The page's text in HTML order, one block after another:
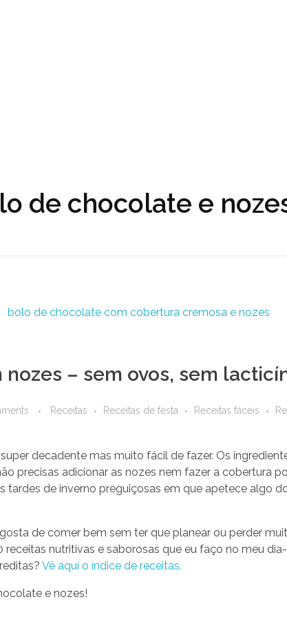
de chocolate e
– sem ovos, sem
Receitas Receitas de festa Receitas fáceis
decadente mas muito fácil de fazer. Os
precisas adicionar as nozes nem fazer a cobertura
tardes de inverno preguiçosas em que apetece algo
de comer bem sem ter que planear ou perder
receitas nutritivas e saborosas que eu faço no meu
Vê aqui o índice de receitas.
e nozes!